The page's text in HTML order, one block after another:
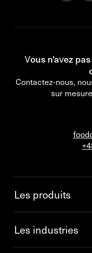
Vous n'avez
Contactez-nous,
sur
Les produits
Les industries